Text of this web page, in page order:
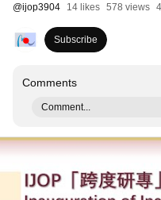
@ijop3904 14 likes 578 views
Subscribe
Comments
Comment...